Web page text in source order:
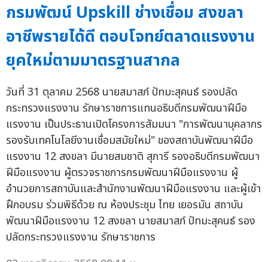
กรมพัฒน์ Upskill ช่างเชื่อม สงขลา
อาชีพรายได้ดี ตอบโจทย์ตลาดแรงงาน
ยุคใหม่ตามมาตรฐานสากล
วันที่ 31 ตุลาคม 2568 นายสมาสภ์ ปัทมะสุคนธ์ รองปลัด
กระทรวงแรงงาน รักษาราชการแทนอธิบดีกรมพัฒนาฝีมือ
แรงงาน เป็นประธานเปิดโครงการสัมมนา "การพัฒนาบุคลากร
รองรับเทคโนโลยีงานเชื่อมสมัยใหม่" ของสถาบันพัฒนาฝีมือ
แรงงาน 12 สงขลา มีนายสมชาติ สุภารี รองอธิบดีกรมพัฒนา
ฝีมือแรงงาน ผู้ตรวจราชการกรมพัฒนาฝีมือแรงงาน ผู้
อำนวยการสถาบันและสำนักงานพัฒนาฝีมือแรงงาน และผู้เข้า
ฝึกอบรม ร่วมพิธีด้วย ณ ห้องประชุม ไทย เยอรมัน สถาบัน
พัฒนาฝีมือแรงงาน 12 สงขลา นายสมาสภ์ ปัทมะสุคนธ์ รอง
ปลัดกระทรวงแรงงาน รักษาราชการ